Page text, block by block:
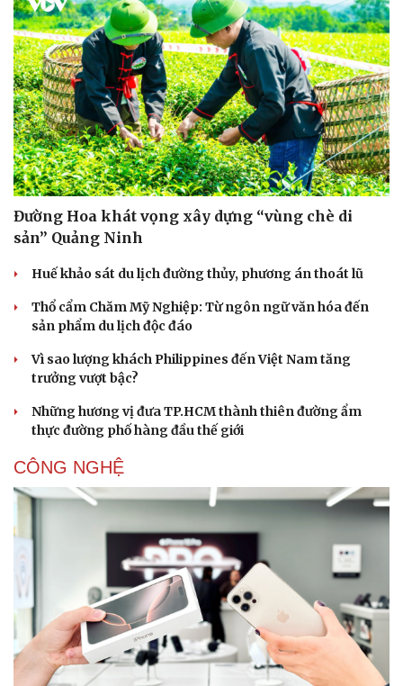
Dinh dưỡng - món ngon
Cây thuốc
Sản phụ khoa
Nhi khoa
Nam khoa
Làm đẹp - giảm cân
Phòng mạch online
Ăn sạch sống khỏe
Nhà đẹp
Blog
Tình yêu - Gia đình
Đường Hoa khát vọng xây dựng “vùng chè di
sản” Quảng Ninh
Huế khảo sát du lịch đường thủy, phương án thoát lũ
Thổ cẩm Chăm Mỹ Nghiệp: Từ ngôn ngữ văn hóa đến
sản phẩm du lịch độc đáo
Vì sao lượng khách Philippines đến Việt Nam tăng
trưởng vượt bậc?
Những hương vị đưa TP.HCM thành thiên đường ẩm
thực đường phố hàng đầu thế giới
CÔNG NGHỆ